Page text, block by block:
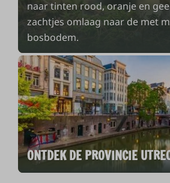
naar tinten rood, oranje en
zachtjes omlaag naar de met
bosbodem.
ONTDEK DE PROVINCIE